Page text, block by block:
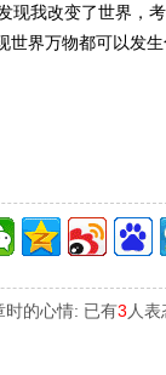
现我改变了世界，
界万物都可以发
时的心情: 已有3 人